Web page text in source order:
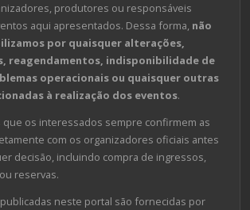
produtores ou responsáveis
aqui apresentados. Dessa forma, não
por quaisquer alterações,
reagendamentos, indisponibilidade de
operacionais ou quaisquer outras
à realização dos eventos.
que os interessados sempre confirmem as
com os organizadores oficiais antes
decisão, incluindo compra de ingressos,
reservas.
neste portal são fornecidas por